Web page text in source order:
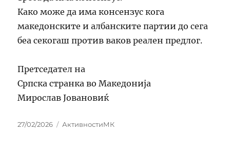
Како може да има консензус кога
македонските и албанските партии до сега
беа секогаш против ваков реален предлог.
Претседател на
Српска странка во Македонија
Мирослав Јовановиќ
Posted
27/02/2026 Categories
АктивностиМК